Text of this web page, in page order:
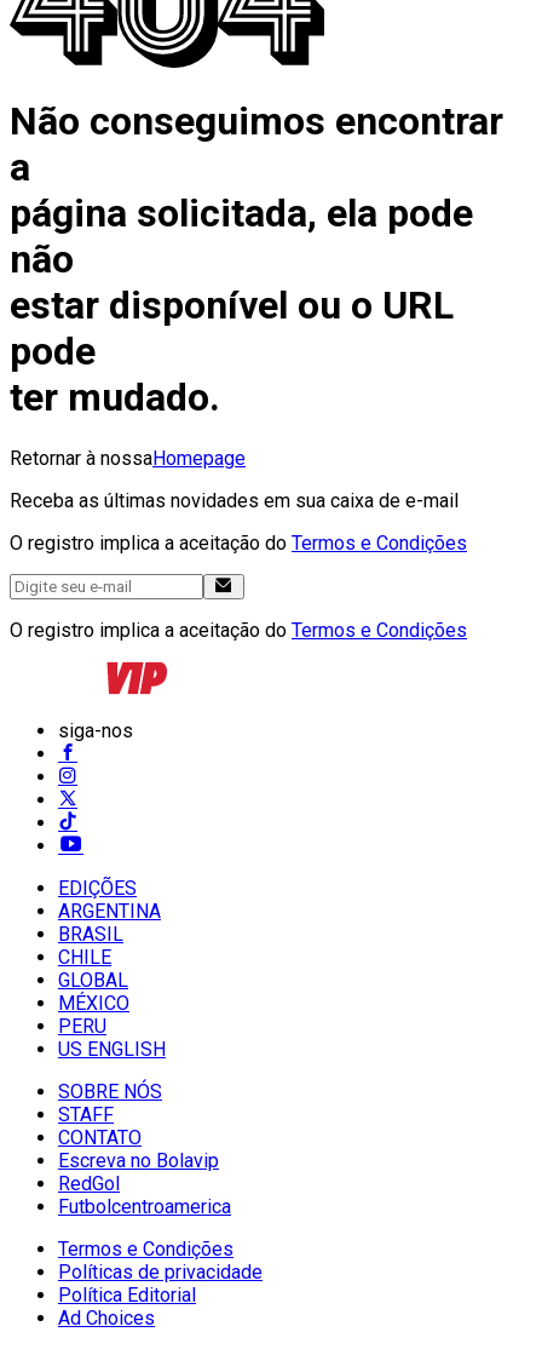
Não conseguimos encontrar
a
página solicitada, ela pode
não
estar disponível ou o URL
pode
ter mudado.
Retornar à nossaHomepage
Receba as últimas novidades em sua caixa de e-mail
O registro implica a aceitação do Termos e Condições
O registro implica a aceitação do Termos e Condições
siga-nos
EDIÇÕES
ARGENTINA
BRASIL
CHILE
GLOBAL
MÉXICO
PERU
US ENGLISH
SOBRE NÓS
STAFF
CONTATO
Escreva no Bolavip
RedGol
Futbolcentroamerica
Termos e Condições
Políticas de privacidade
Política Editorial
Ad Choices